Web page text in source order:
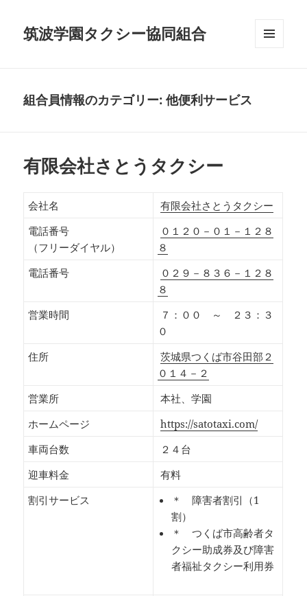
筑波学園タクシー協同組合
組合員情報のカテゴリー:他便利サービス
有限会社さとうタクシー
会社名
有限会社さとうタクシー
電話番号
（フリーダイヤル）
０１２０－０１－１２８
８
電話番号
０２９－８３６－１２８
８
営業時間
７：００ ～ ２３：３
０
住所
茨城県つくば市谷田部２
０１４－２
営業所
本社、学園
ホームページ
https://satotaxi.com/
車両台数
２４台
迎車料金
有料
割引サービス
＊ 障害者割引（1
割）
＊ つくば市高齢者タ
クシー助成券及び障害
者福祉タクシー利用券